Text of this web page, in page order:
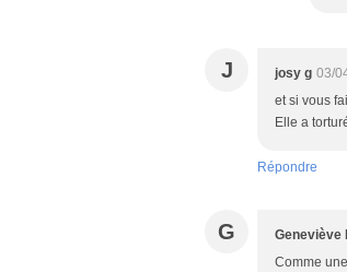
J josy g 03/
et si vous
Elle a
Répondre
G Geneviève
Comme